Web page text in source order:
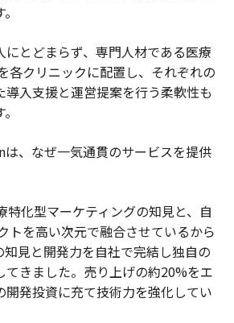
とどまらず、専門人材である医療
各クリニックに配置し、それぞれの
入支援と運営提案を行う柔軟性も
、なぜ一気通貫のサービスを提供
特化型マーケティングの知見と、自
トを高い次元で融合させているから
知見と開発力を自社で完結し独自の
てきました。売り上げの約20%をエ
開発投資に充て技術力を強化してい